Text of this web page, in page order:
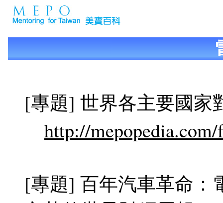
[專題] 世界各主要國家
http://
[專題] 百年汽車革命：